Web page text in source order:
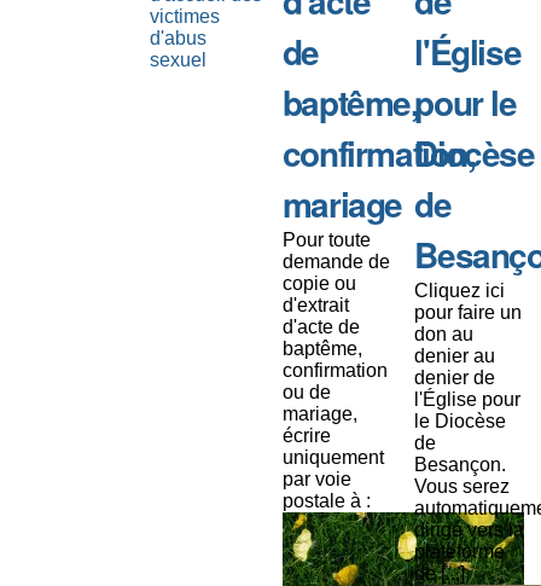
victimes
d'abus
sexuel
de
baptême,
confirmation,
mariage
Pour toute
demande de
copie ou
d'extrait
d'acte de
baptême,
confirmation
ou de
mariage,
écrire
uniquement
par voie
postale à :
l'Église
pour le
Diocèse
de
Cliquez ici
pour faire un
don au
denier au
denier de
l'Église pour
le Diocèse
de
Besançon.
Vous serez
dirigé vers la
plateforme
de [...]